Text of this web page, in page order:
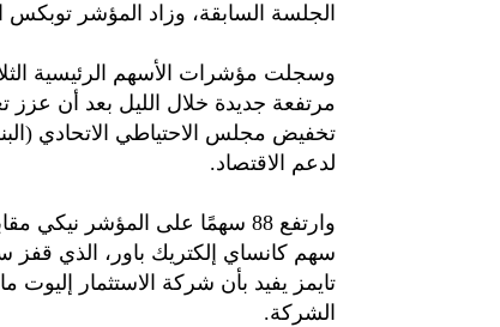
الجلسة السابقة، وزاد المؤشر توبكس
وسجلت مؤشرات الأسهم الرئيسية
مرتفعة جديدة خلال الليل بعد أن
تخفيض مجلس الاحتياطي الاتحادي
لدعم الاقتصاد.
سهم كانساي إلكتريك باور، الذي قفز
تايمز يفيد بأن شركة الاستثمار
الشركة.